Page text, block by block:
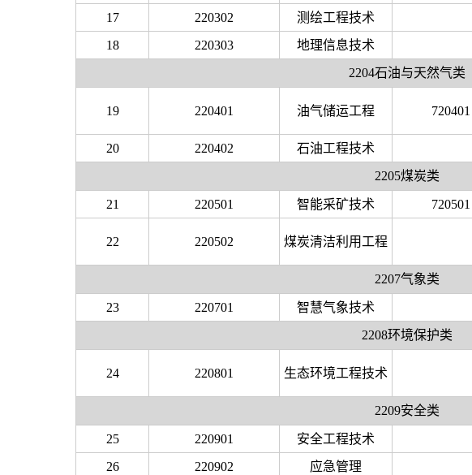
17
220302 测绘工程技术
18
220303 地理信息技术
2204石油与天然气类
19 220401 油气储运工程 720401
20 220402 石油工程技术
2205煤炭类
21 220501 智能采矿技术 720501
22 220502 煤炭清洁利用工程
2207气象类
23 220701 智慧气象技术
2208环境保护类
24 220801 生态环境工程技术
2209安全类
25 220901 安全工程技术
26
220902 应急管理